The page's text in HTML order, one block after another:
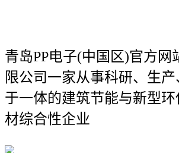
青岛PP电子(中国区)官方网
限公司一家从事科研、生
于一体的建筑节能与新型
材综合性企业